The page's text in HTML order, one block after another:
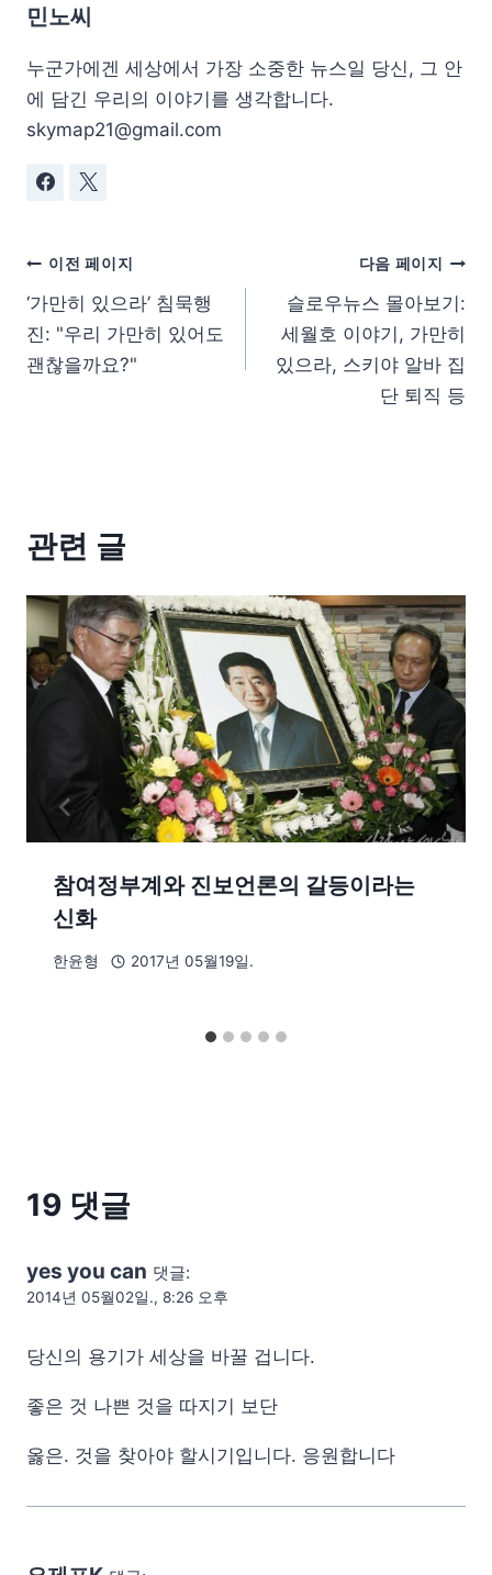
민노씨
누군가에겐 세상에서 가장 소중한 뉴스일 당신, 그 안
에 담긴 우리의 이야기를 생각합니다.
skymap21@gmail.com
이전 페이지
‘가만히 있으라’ 침묵행
진: "우리 가만히 있어도
괜찮을까요?"
다음 페이지
슬로우뉴스 몰아보기:
세월호 이야기, 가만히
있으라, 스키야 알바 집
단 퇴직 등
관련 글
참여정부계와 진보언론의 갈등이라는
신화
한윤형 2017년 05월19일.
19 댓글
yes you can 댓글:
2014년 05월02일., 8:26 오후
당신의 용기가 세상을 바꿀 겁니다.
좋은 것 나쁜 것을 따지기 보단
옳은. 것을 찾아야 할시기입니다. 응원합니다